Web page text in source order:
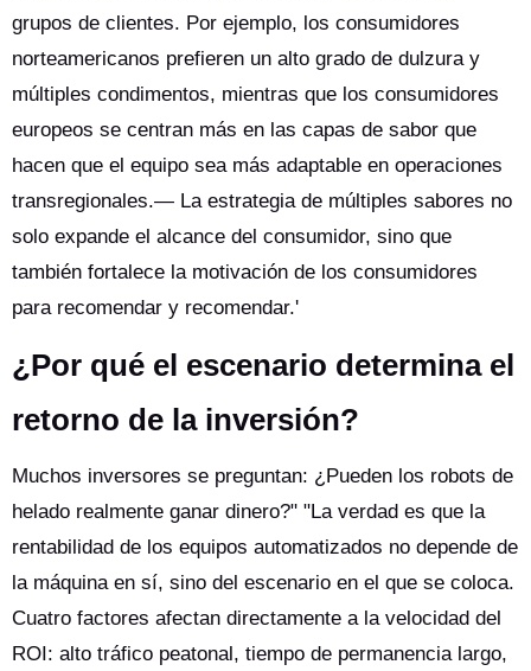
grupos de clientes. Por ejemplo, los consumidores
norteamericanos prefieren un alto grado de dulzura y
múltiples condimentos, mientras que los consumidores
europeos se centran más en las capas de sabor que
hacen que el equipo sea más adaptable en operaciones
transregionales.— La estrategia de múltiples sabores no
solo expande el alcance del consumidor, sino que
también fortalece la motivación de los consumidores
para recomendar y recomendar.'
¿Por qué el escenario determina el
retorno de la inversión?
Muchos inversores se preguntan: ¿Pueden los robots de
helado realmente ganar dinero?" "La verdad es que la
rentabilidad de los equipos automatizados no depende de
la máquina en sí, sino del escenario en el que se coloca.
Cuatro factores afectan directamente a la velocidad del
ROI: alto tráfico peatonal, tiempo de permanencia largo,